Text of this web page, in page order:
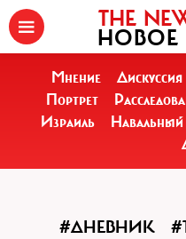
THE
НОВОЕ
Мнение Дискуссия
Портрет
Израиль
Навальный
#ДНЕВНИК